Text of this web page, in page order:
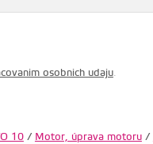
osobnich udaju.
10/ Motor, úprava motoru/